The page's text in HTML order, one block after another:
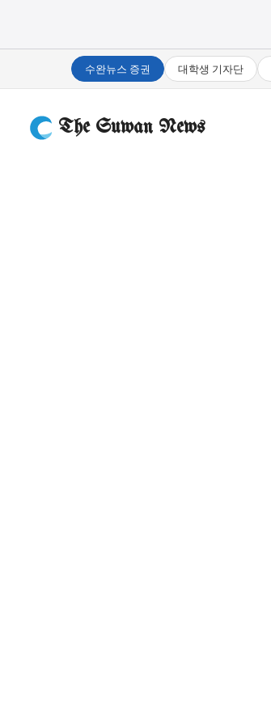
수완뉴스 증권 대학생 기자단
The Suwan News